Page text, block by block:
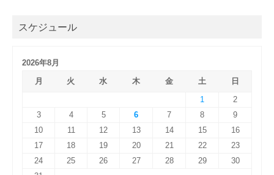
スケジュール
2026年8月
月
火 水 木 金 土
日
1
2
3
4 5 6 7 8
9
10
11 12 13 14 15
16
17
18 19 20 21 22
23
24
25 26 27 28 29
30